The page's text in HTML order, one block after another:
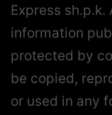
Express
information
protected by
be copied,
or used in any